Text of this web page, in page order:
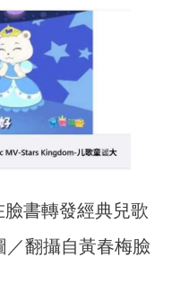
書轉發經典兒歌
／翻攝自黃春梅臉